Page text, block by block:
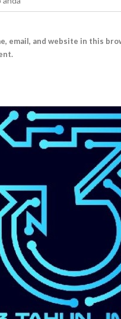
email, and website in this